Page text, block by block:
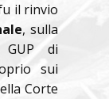
il rinvio
, sulla
di
sui
Corte